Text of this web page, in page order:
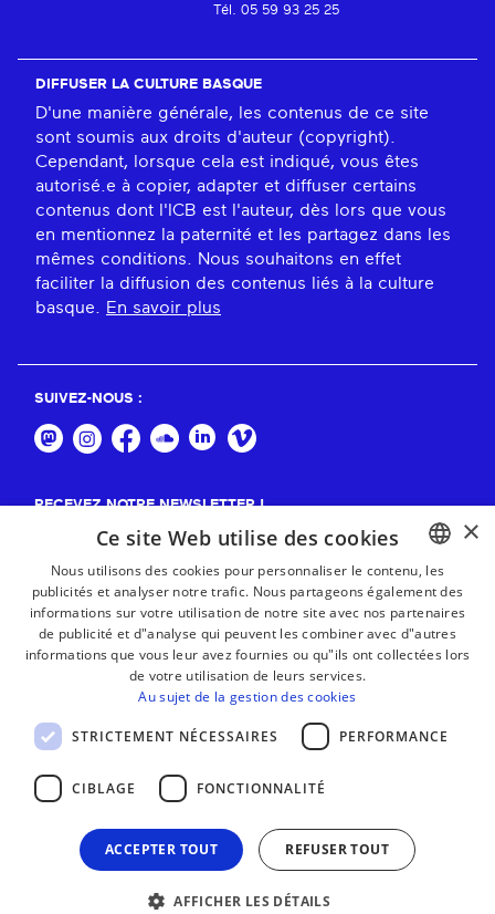
Tél. 05 59 93 25 25
DIFFUSER LA CULTURE BASQUE
D'une manière générale, les contenus de ce site
sont soumis aux droits d'auteur (copyright).
Cependant, lorsque cela est indiqué, vous êtes
autorisé.e à copier, adapter et diffuser certains
contenus dont l'ICB est l'auteur, dès lors que vous
en mentionnez la paternité et les partagez dans les
mêmes conditions. Nous souhaitons en effet
faciliter la diffusion des contenus liés à la culture
basque.
En savoir plus
SUIVEZ-NOUS :
RECEVEZ NOTRE NEWSLETTER !
BASQUE
FRENCH
×
Ce site Web utilise des cookies
Nous utilisons des cookies pour personnaliser le contenu, les
publicités et analyser notre trafic. Nous partageons également des
informations sur votre utilisation de notre site avec nos partenaires
de publicité et d"analyse qui peuvent les combiner avec d"autres
informations que vous leur avez fournies ou qu"ils ont collectées lors
de votre utilisation de leurs services.
Au sujet de la gestion des cookies
STRICTEMENT NÉCESSAIRES PERFORMANCE
CIBLAGE FONCTIONNALITÉ
ACCEPTER TOUT REFUSER TOUT
AFFICHER LES DÉTAILS